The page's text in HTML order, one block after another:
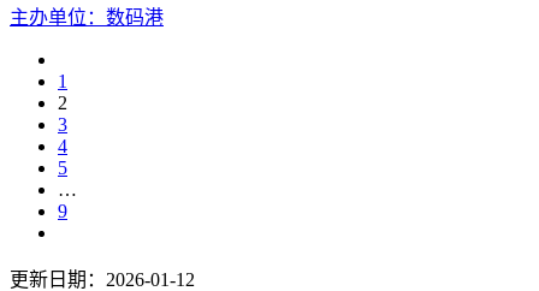
主办单位：数码港
1
2
3
4
5
…
9
更新日期：2026-01-12